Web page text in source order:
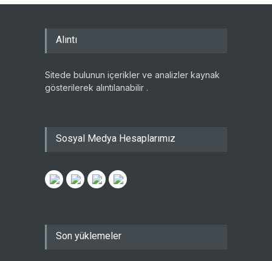
Alıntı
Sitede bulunun içerikler ve analizler kaynak
gösterilerek alıntılanabilir .
Sosyal Medya Hesaplarımız
Son yüklemeler